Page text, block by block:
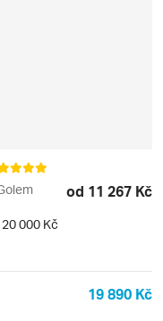
od 11 267 Kč
000 Kč
19 890 Kč